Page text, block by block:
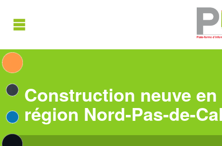
Construction neuve
région Nord-Pas-de-